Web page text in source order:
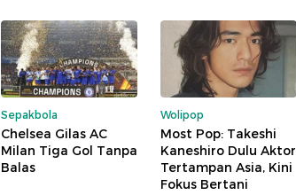
Sepakbola
Chelsea Gilas AC
Milan Tiga Gol Tanpa
Balas
Wolipop
Most Pop: Takeshi
Kaneshiro Dulu Aktor
Tertampan Asia, Kini
Fokus Bertani